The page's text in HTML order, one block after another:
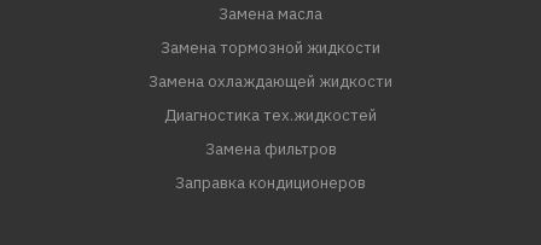
Замена масла
Замена тормозной жидкости
Замена охлаждающей жидкости
Диагностика тех.жидкостей
Замена фильтров
Заправка кондиционеров